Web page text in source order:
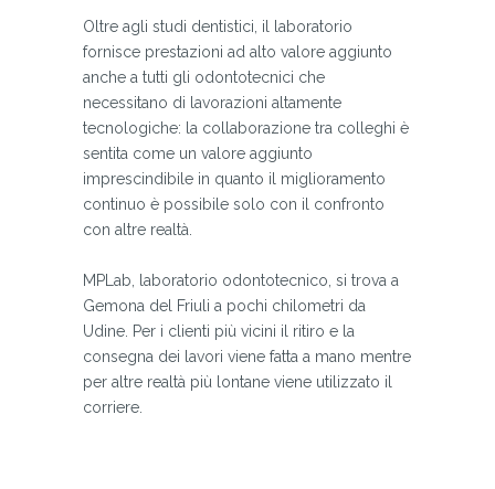
Oltre agli studi dentistici, il laboratorio
fornisce prestazioni ad alto valore aggiunto
anche a tutti gli odontotecnici che
necessitano di lavorazioni altamente
tecnologiche: la collaborazione tra colleghi è
sentita come un valore aggiunto
imprescindibile in quanto il miglioramento
continuo è possibile solo con il confronto
con altre realtà.
MPLab, laboratorio odontotecnico, si trova a
Gemona del Friuli a pochi chilometri da
Udine. Per i clienti più vicini il ritiro e la
consegna dei lavori viene fatta a mano mentre
per altre realtà più lontane viene utilizzato il
corriere.